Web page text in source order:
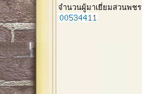
จำนวนผู้มาเยี่ยมสวนพชร